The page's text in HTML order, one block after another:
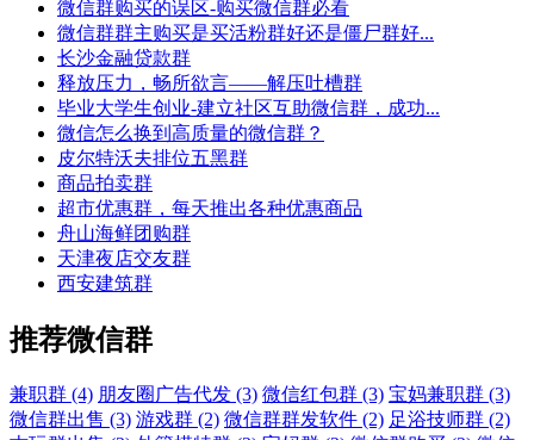
微信群购买的误区-购买微信群必看
微信群群主购买是买活粉群好还是僵尸群好...
长沙金融贷款群
释放压力，畅所欲言——解压吐槽群
毕业大学生创业-建立社区互助微信群，成功...
微信怎么换到高质量的微信群？
皮尔特沃夫排位五黑群
商品拍卖群
超市优惠群，每天推出各种优惠商品
舟山海鲜团购群
天津夜店交友群
西安建筑群
推荐微信群
兼职群 (4) 朋友圈广告代发 (3) 微信红包群 (3) 宝妈兼职群 (3)
微信群出售 (3) 游戏群 (2) 微信群群发软件 (2) 足浴技师群 (2)